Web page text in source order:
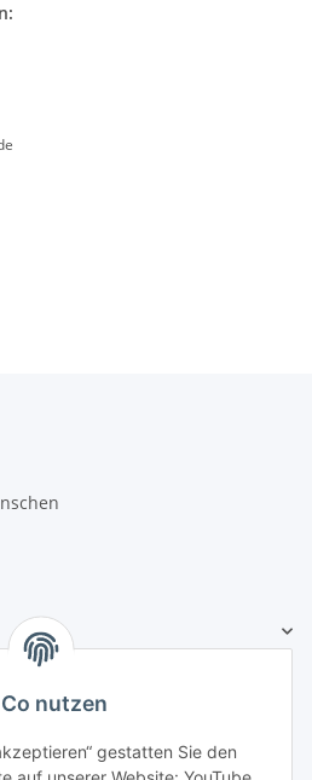
nutzen
gestatten Sie den